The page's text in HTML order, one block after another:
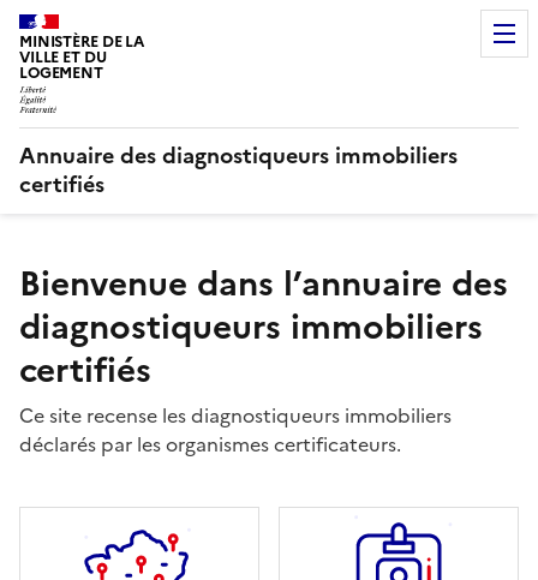
MINISTÈRE DE LA
VILLE ET DU
LOGEMENT
Annuaire des diagnostiqueurs immobiliers
certifiés
Bienvenue dans l’annuaire des
diagnostiqueurs immobiliers
certifiés
Ce site recense les diagnostiqueurs immobiliers
déclarés par les organismes certificateurs.